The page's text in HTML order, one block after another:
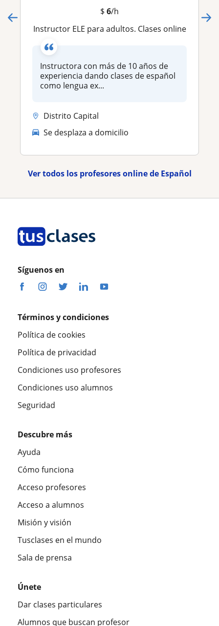
$ 6/h
Instructor ELE para adultos. Clases online
Instructora con más de 10 años de
experiencia dando clases de español
como lengua ex...
Distrito Capital
Se desplaza a domicilio
Ver todos los profesores online de Español
Síguenos en
Términos y condiciones
Política de cookies
Política de privacidad
Condiciones uso profesores
Condiciones uso alumnos
Seguridad
Descubre más
Ayuda
Cómo funciona
Acceso profesores
Acceso a alumnos
Misión y visión
Tusclases en el mundo
Sala de prensa
Únete
Dar clases particulares
Alumnos que buscan profesor